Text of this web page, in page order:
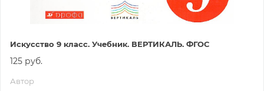
Искусство 9 класс. Учебник. ВЕРТИКАЛЬ. ФГОС
125 руб.
Автор